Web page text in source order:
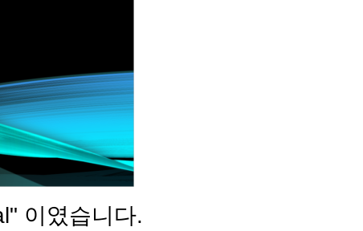
이였습니다.